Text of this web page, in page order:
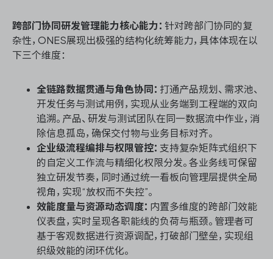
跨部门协同研发管理能力核心能力： 针对跨部门协同的复
杂性，ONES展现出极强的结构化统筹能力，具体体现在以
下三个维度：
全链路数据贯通与角色协同： 打通产品规划、需求池、
开发任务与测试用例，实现从业务端到工程端的双向
追溯。产品、研发与测试团队在同一数据流中作业，消
除信息孤岛，确保交付物与业务目标对齐。
企业级流程编排与权限管控： 支持复杂矩阵式组织下
的自定义工作流与精细化权限分发。各业务线可保留
独立研发节奏，同时通过统一看板向管理层提供全局
视角，实现“放权而不失控”。
效能度量与资源动态调度： 内置多维度的跨部门效能
仪表盘，实时呈现各职能线的负荷与瓶颈。管理者可
基于客观数据进行资源调配，打破部门壁垒，实现组
织级效能的闭环优化。